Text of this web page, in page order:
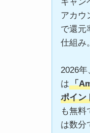
アカウ
で還元
仕組み。
2026
は「
ポイン
も無料
は数分